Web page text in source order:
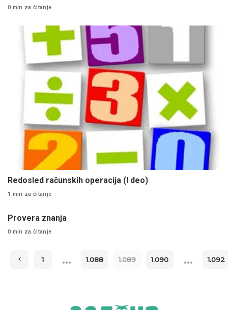
0 min za čitanje
Redosled računskih operacija (I deo)
1 min za čitanje
Provera znanja
0 min za čitanje
1 … 1.088 1.089 1.090 … 1.092